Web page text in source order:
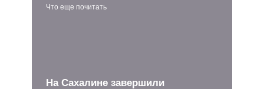
Что еще почитать
На Сахалине завершили